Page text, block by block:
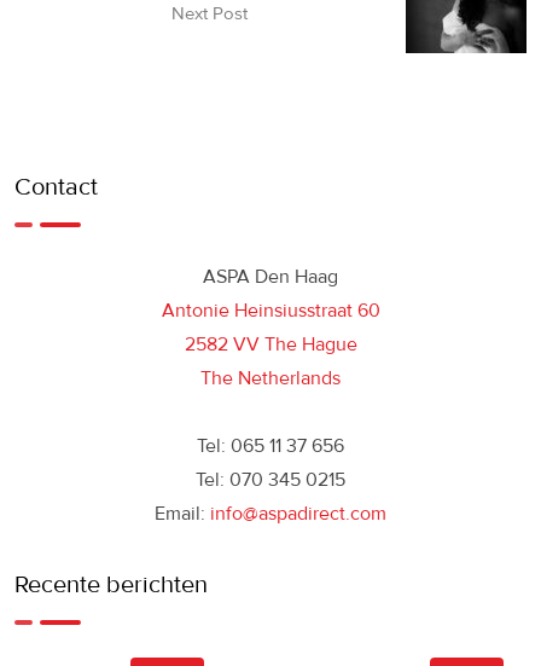
Next Post
Contact
ASPA Den Haag
Antonie Heinsiusstraat 60
2582 VV The Hague
The Netherlands
Tel: 065 11 37 656
Tel: 070 345 0215
Email: info@aspadirect.com
Recente berichten